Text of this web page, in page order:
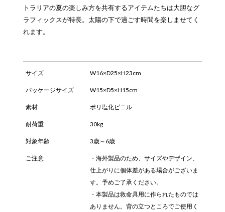
トラリアの夏の楽しみ方を共有するアイテムたちは大胆なグ
ラフィックスが特長。太陽の下で過ごす時間を楽しませてく
れます。
サイズ W16×D25×H23cm
パッケージサイズ W15×D5×H15cm
素材 ポリ塩化ビニル
耐荷重 30kg
対象年齢 3歳～6歳
ご注意
・海外製品のため、サイズやデザイン、
仕上がりに個体差がある場合がございま
す。予めご了承ください。
・本製品は救命具用に作られたものでは
ありません。背の立つところでご使用く